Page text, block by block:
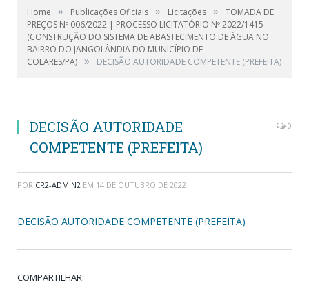
Home » Publicações Oficiais » Licitações »
TOMADA DE
PREÇOS Nº 006/2022 | PROCESSO LICITATÓRIO Nº 2022/1415
(CONSTRUÇÃO DO SISTEMA DE ABASTECIMENTO DE ÁGUA NO
BAIRRO DO JANGOLÂNDIA DO MUNICÍPIO DE
COLARES/PA) » DECISÃO AUTORIDADE COMPETENTE (PREFEITA)
DECISÃO AUTORIDADE
COMPETENTE (PREFEITA)
0
POR CR2-ADMIN2 EM 14 DE OUTUBRO DE 2022
DECISÃO AUTORIDADE COMPETENTE (PREFEITA)
COMPARTILHAR: